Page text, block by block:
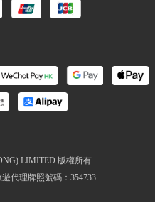
LIMITED 版權所有
代理牌照號碼：354733